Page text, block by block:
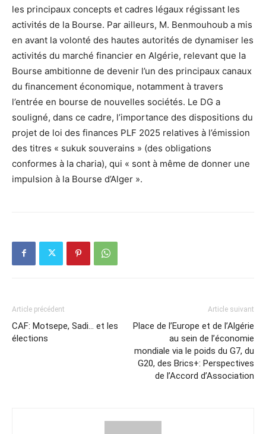
les principaux concepts et cadres légaux régissant les
activités de la Bourse. Par ailleurs, M. Benmouhoub a mis
en avant la volonté des hautes autorités de dynamiser les
activités du marché financier en Algérie, relevant que la
Bourse ambitionne de devenir l’un des principaux canaux
du financement économique, notamment à travers
l’entrée en bourse de nouvelles sociétés. Le DG a
souligné, dans ce cadre, l’importance des dispositions du
projet de loi des finances PLF 2025 relatives à l’émission
des titres « sukuk souverains » (des obligations
conformes à la charia), qui « sont à même de donner une
impulsion à la Bourse d’Alger ».
Article précédent
CAF: Motsepe, Sadi… et les
élections
Article suivant
Place de l’Europe et de l’Algérie
au sein de l’économie
mondiale via le poids du G7, du
G20, des Brics+: Perspectives
de l’Accord d’Association